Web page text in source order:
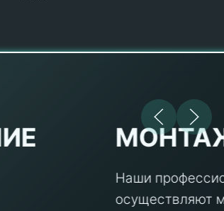
МОНТАЖ
Наши профессионалы
осуществляют монтаж систем